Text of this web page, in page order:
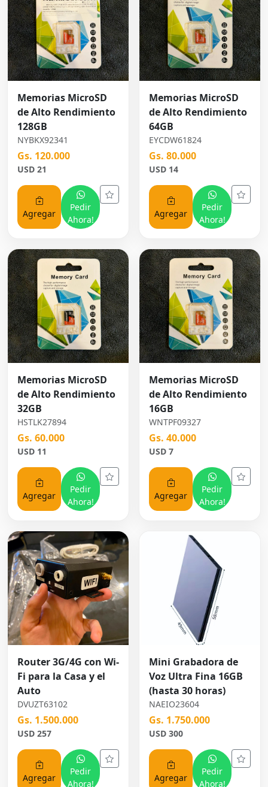
Memorias MicroSD
de Alto Rendimiento
128GB
NYBKX92341
Gs. 120.000
USD 21
Agregar
Pedir
Ahora!
Memorias MicroSD
de Alto Rendimiento
64GB
EYCDW61824
Gs. 80.000
USD 14
Agregar
Pedir
Ahora!
Memorias MicroSD
de Alto Rendimiento
32GB
HSTLK27894
Gs. 60.000
USD 11
Agregar
Pedir
Ahora!
Memorias MicroSD
de Alto Rendimiento
16GB
WNTPF09327
Gs. 40.000
USD 7
Agregar
Pedir
Ahora!
Router 3G/4G con Wi-
Fi para la Casa y el
Auto
DVUZT63102
Gs. 1.500.000
USD 257
Agregar
Pedir
Ahora!
Mini Grabadora de
Voz Ultra Fina 16GB
(hasta 30 horas)
NAEIO23604
Gs. 1.750.000
USD 300
Agregar
Pedir
Ahora!